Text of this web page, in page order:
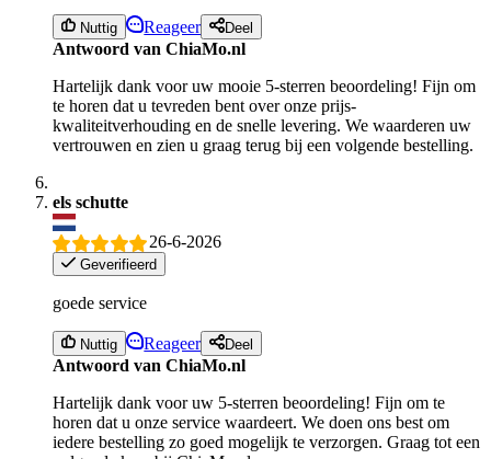
Nuttig Reageer Deel
Antwoord van ChiaMo.nl
Hartelijk dank voor uw mooie 5-sterren beoordeling! Fijn om
te horen dat u tevreden bent over onze prijs-
kwaliteitverhouding en de snelle levering. We waarderen uw
vertrouwen en zien u graag terug bij een volgende bestelling.
els schutte
26-6-2026
Geverifieerd
goede service
Nuttig Reageer Deel
Antwoord van ChiaMo.nl
Hartelijk dank voor uw 5-sterren beoordeling! Fijn om te
horen dat u onze service waardeert. We doen ons best om
iedere bestelling zo goed mogelijk te verzorgen. Graag tot een